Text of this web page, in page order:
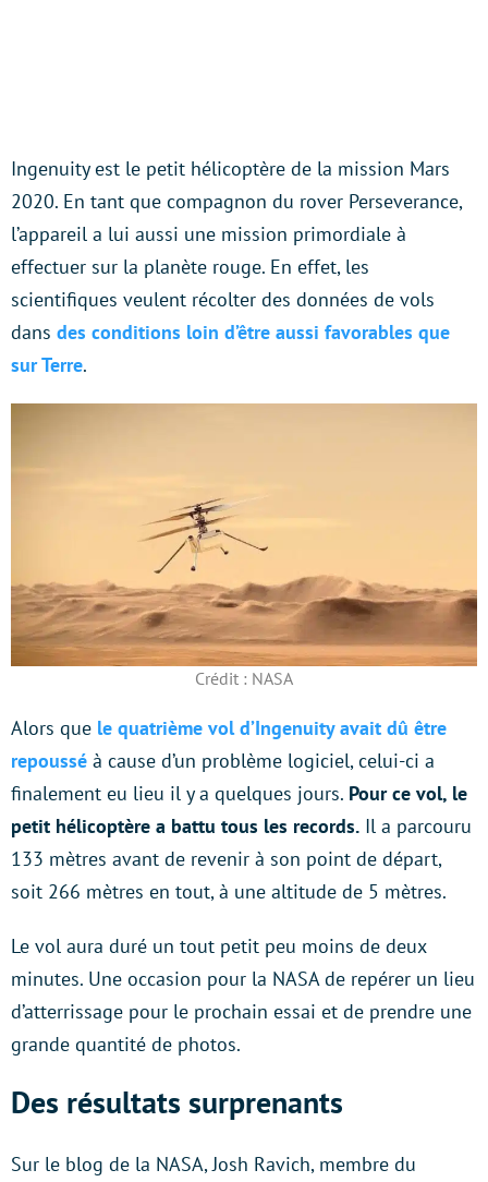
Ingenuity est le petit hélicoptère de la mission Mars
2020. En tant que compagnon du rover Perseverance,
l’appareil a lui aussi une mission primordiale à
effectuer sur la planète rouge. En effet, les
scientifiques veulent récolter des données de vols
dans des conditions loin d’être aussi favorables que
sur Terre.
Crédit : NASA
Alors que le quatrième vol d’Ingenuity avait dû être
repoussé à cause d’un problème logiciel, celui-ci a
finalement eu lieu il y a quelques jours. Pour ce vol, le
petit hélicoptère a battu tous les records. Il a parcouru
133 mètres avant de revenir à son point de départ,
soit 266 mètres en tout, à une altitude de 5 mètres.
Le vol aura duré un tout petit peu moins de deux
minutes. Une occasion pour la NASA de repérer un lieu
d’atterrissage pour le prochain essai et de prendre une
grande quantité de photos.
Des résultats surprenants
Sur le blog de la NASA, Josh Ravich, membre du